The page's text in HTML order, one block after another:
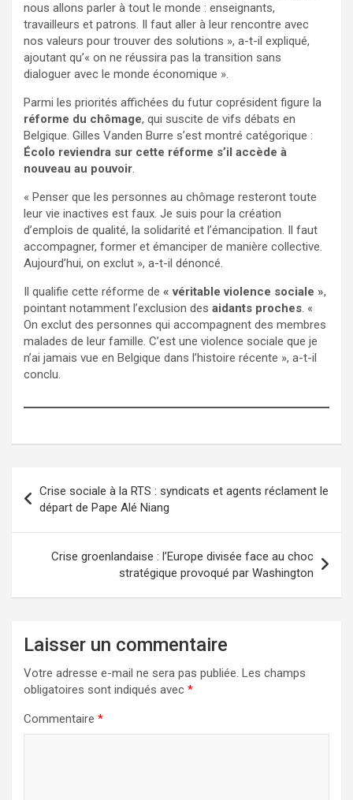
nous allons parler à tout le monde : enseignants,
travailleurs et patrons. Il faut aller à leur rencontre avec
nos valeurs pour trouver des solutions », a-t-il expliqué,
ajoutant qu’« on ne réussira pas la transition sans
dialoguer avec le monde économique ».
Parmi les priorités affichées du futur coprésident figure la
réforme du chômage, qui suscite de vifs débats en
Belgique. Gilles Vanden Burre s’est montré catégorique :
Écolo reviendra sur cette réforme s’il accède à
nouveau au pouvoir.
« Penser que les personnes au chômage resteront toute
leur vie inactives est faux. Je suis pour la création
d’emplois de qualité, la solidarité et l’émancipation. Il faut
accompagner, former et émanciper de manière collective.
Aujourd’hui, on exclut », a-t-il dénoncé.
Il qualifie cette réforme de « véritable violence sociale »,
pointant notamment l’exclusion des aidants proches. «
On exclut des personnes qui accompagnent des membres
malades de leur famille. C’est une violence sociale que je
n’ai jamais vue en Belgique dans l’histoire récente », a-t-il
conclu.
Crise sociale à la RTS : syndicats et agents réclament le
départ de Pape Alé Niang
Crise groenlandaise : l’Europe divisée face au choc
stratégique provoqué par Washington
Laisser un commentaire
Votre adresse e-mail ne sera pas publiée. Les champs
obligatoires sont indiqués avec *
Commentaire *